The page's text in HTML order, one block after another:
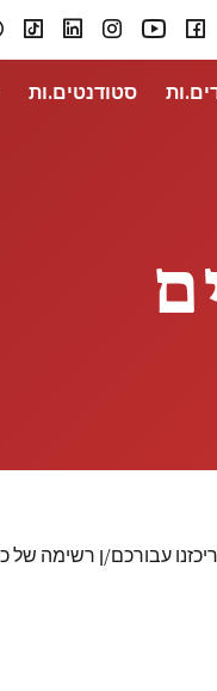
סטודנטים.ות
ריכזנו עבורכם/ן רשימה